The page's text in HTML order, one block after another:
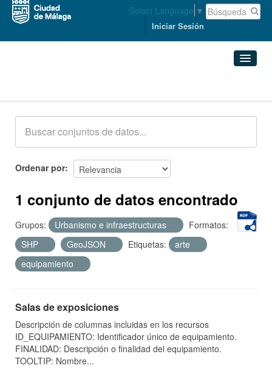
Select Language ▼
Iniciar Sesión
Acerca de
Ordenar por
1 conjunto de datos encontrado
Grupos: Urbanismo e infraestructuras
Formatos:
SHP
GeoJSON Etiquetas:
arte
equipamiento
Salas de exposiciones
Descripción de columnas incluidas en los recursos
ID_EQUIPAMIENTO: Identificador único de equipamiento.
FINALIDAD: Descripción o finalidad del equipamiento.
TOOLTIP: Nombre...